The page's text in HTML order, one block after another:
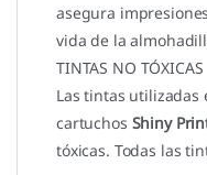
asegura
vida de la
TINTAS NO TÓXICAS
Las tintas utilizadas
cartuchos Shiny
tóxicas. Todas las